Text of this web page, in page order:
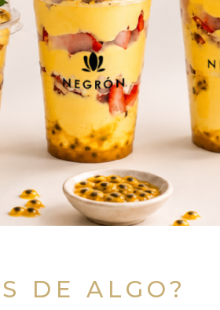
DE ALGO?